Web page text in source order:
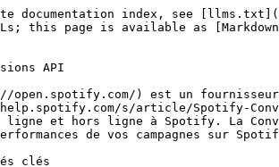
doc.commandersact.com/developers/tracking/events-reference) modèle couvre [les événements Spotify](https://developer.spotify.com/documentation/ads-api/guides#capi-setup-guide), ce qui signifie que vos données sont correctement reliées aux champs attendus de manière optimisée.
* **Mappages prédéfinis**: le mappage des données pour les destinations basées sur des événements se fait automatiquement, ce qui simplifie la saisie utilisateur.
* **Hachage automatique**: les informations sont hachées automatiquement conformément aux spécifications du partenaire.
* **: le mappage des données peut être réajusté à l'aide des champs définis dans votre datalayer.**&#x4D;appage intelligent
* **Mappage des événements**: modifiez le mappage standard entre les événements Spotify et les vôtres.
* **Prise en charge du mode batch**: envoyez plusieurs événements dans une seule requête.

## Configuration de la destination

### Configuration

<table><thead><tr><th width="300">Paramètres</th><th>Description</th></tr></thead><tbody><tr><td><code>Jeton d'accès</code></td><td><em><strong><code>Requis</code></strong></em><br>Votre jeton d'accès. Générez votre jeton dans <a href="https://adsmanager.spotify.com">Spotify Ads Manager</a>, en allant dans <code>Événements</code> → <code>Connecter la source de données</code> → <code>Conversions API</code> → <code>Générer le jeton</code> .</td></tr><tr><td><code>ID de connexion</code></td><td><em><strong><code>Requis</code></strong></em><br>L'identifiant de connexion est une clé unique attribuée à votre organisation qui vous permet d'accéder à CAPI lorsqu'il est utilisé avec le jeton d'accès. Obtenez votre identifiant dans <a href="https://adsmanager.spotify.com">Spotify Ads Manager</a>, en allant dans <code>Événements</code> → <code>Connecter la source de données</code> → <code>Conversions API</code> . Lorsque vous soumettez le formulaire, l'interface utilisateur Spotify affichera le nouvel identifiant de connexion créé (un UUID).</td></tr><tr><td><code>Mappage des événements</code></td><td>Modifiez le mappage standard entre les événements Spotify et les vôtres. Valeurs acceptées pour <code>nom de l'événement Spotify</code> : <code>VIEW</code>, <code>PRODUCT</code>, <code>CHECK_OUT</code>,